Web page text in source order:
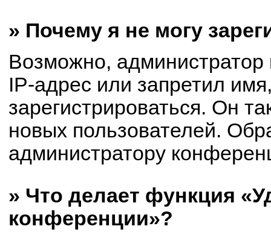
» Почему я не могу
Возможно,
IP-адрес или запретил
зарегистрироваться. Он
новых пользователей.
администратору
» Что делает функция
конференции»?